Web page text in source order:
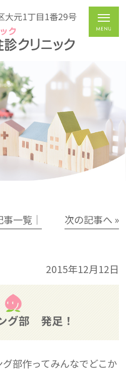
大元1丁目1番29号
事一覧│ 次の記事へ »
2015年12月12日
グ部 発足！
部作ってみんなでどこか